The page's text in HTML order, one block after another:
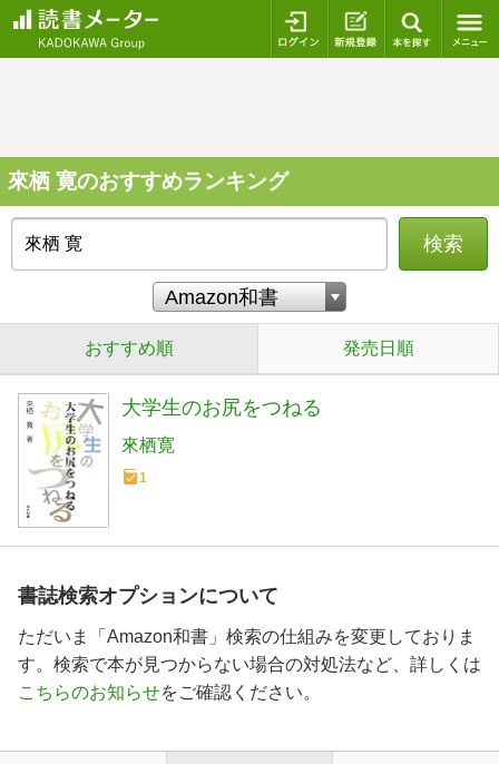
ログイン 新規登録
來栖 寛のおすすめランキング
検索
おすすめ順 発売日順
大学生のお尻をつねる
來栖寛
1
書誌検索オプションについて
ただいま「Amazon和書」検索の仕組みを変更しておりま
す。検索で本が見つからない場合の対処法など、詳しくは
こちらのお知らせをご確認ください。